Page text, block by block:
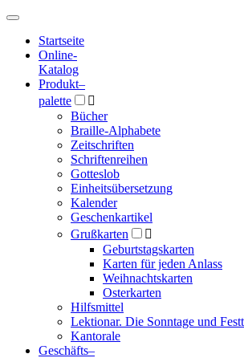
Hauptmenü
Hauptmenü
Startseite
Online-
Katalog
Produkt–
palette

Bücher
Braille-Alphabete
Zeitschriften
Schriftenreihen
Gotteslob
Einheitsübersetzung
Kalender
Geschenkartikel
Grußkarten

Geburtstagskarten
Karten für jeden Anlass
Weihnachtskarten
Osterkarten
Hilfsmittel
Lektionar. Die Sonntage und
Kantorale
Geschäfts­–